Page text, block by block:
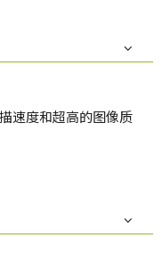
速度和超高的图像质